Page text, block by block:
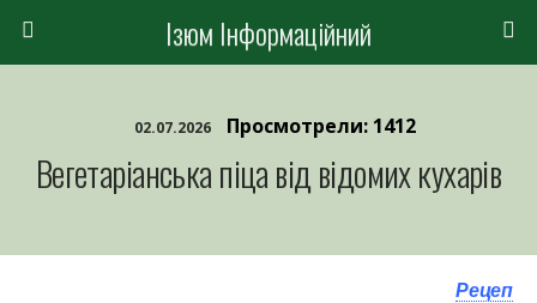
Ізюм Інформаційний
02.07.2026 Просмотрели: 1412
Вегетаріанська піца від відомих кухарів
Рецеп